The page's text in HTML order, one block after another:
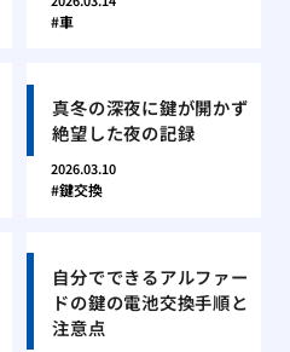
車
真冬の深夜に鍵が開かず
絶望した夜の記録
2026.03.10
鍵交換
自分でできるアルファー
ドの鍵の電池交換手順と
注意点